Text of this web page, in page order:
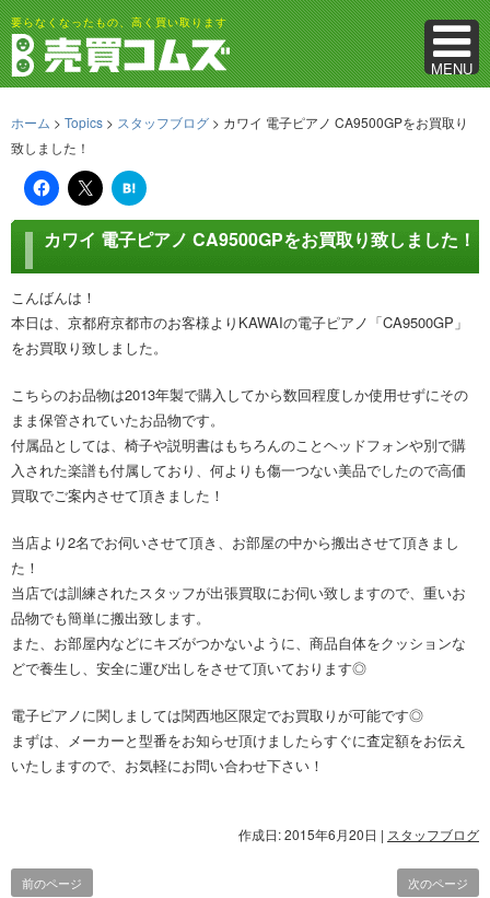
MENU
要らなくなったもの、高く買い取ります
ホーム > Topics > スタッフブログ > カワイ 電子ピアノ CA9500GPをお買取り
致しました！
は
て
ブ
ッ
マ
カワイ 電子ピアノ CA9500GPをお買取り致しました！
こんばんは！
本日は、京都府京都市のお客様よりKAWAIの電子ピアノ「CA9500GP」
をお買取り致しました。
こちらのお品物は2013年製で購入してから数回程度しか使用せずにその
まま保管されていたお品物です。
付属品としては、椅子や説明書はもちろんのことヘッドフォンや別で購
入された楽譜も付属しており、何よりも傷一つない美品でしたので高価
買取でご案内させて頂きました！
当店より2名でお伺いさせて頂き、お部屋の中から搬出させて頂きまし
た！
当店では訓練されたスタッフが出張買取にお伺い致しますので、重いお
品物でも簡単に搬出致します。
また、お部屋内などにキズがつかないように、商品自体をクッションな
どで養生し、安全に運び出しをさせて頂いております◎
電子ピアノに関しましては関西地区限定でお買取りが可能です◎
まずは、メーカーと型番をお知らせ頂けましたらすぐに査定額をお伝え
いたしますので、お気軽にお問い合わせ下さい！
作成日: 2015年6月20日 | スタッフブログ
前のページ 次のページ